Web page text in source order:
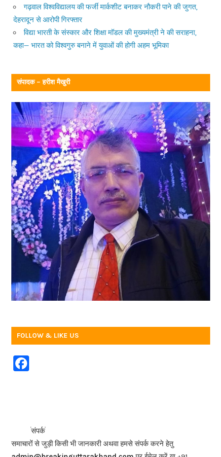
गढ़वाल विश्वविद्यालय की फर्जी मार्कशीट बनाकर नौकरी पाने की जुगत,
देहरादून से आरोपी गिरफ्तार
विद्या भारती के संस्कार और शिक्षा मॉडल की मुख्यमंत्री ने की सराहना,
कहा— भारत को विश्वगुरु बनाने में युवाओं की होगी अहम भूमिका
संपादक – हरीश मैखुरी
FOLLOW & LIKE US
F
b
o
संपर्क
समाचारों से जुड़ी किसी भी जानकारी अथवा हमसे संपर्क करने हेतु